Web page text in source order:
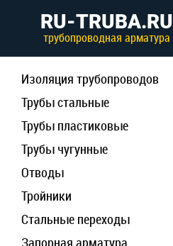
RU-TRUBA.RU
трубопроводная арматура
Изоляция трубопроводов
Трубы стальные
Трубы пластиковые
Трубы чугунные
Отводы
Тройники
Стальные переходы
Запорная арматура